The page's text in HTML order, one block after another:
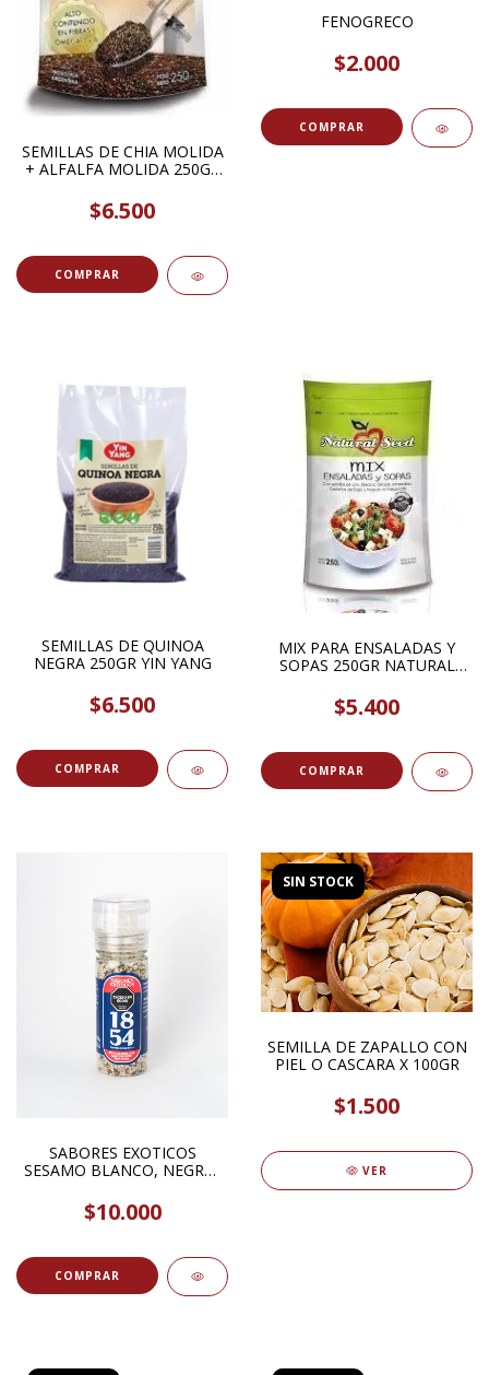
SEMILLAS DE CHIA MOLIDA
+ ALFALFA MOLIDA 250GR
$6.500
FENOGRECO
$2.000
COMPRAR
SEMILLAS DE QUINOA
NEGRA 250GR YIN YANG
$6.500
MIX PARA ENSALADAS Y
SOPAS 250GR NATURAL
$5.400
SABORES EXOTICOS
SESAMO BLANCO, NEGRO,
MOLINILLO PREMIUM
100GR 1854 HIERBAS Y
$10.000
SIN STOCK
SEMILLA DE ZAPALLO CON
PIEL O CASCARA X 100GR
$1.500
VER